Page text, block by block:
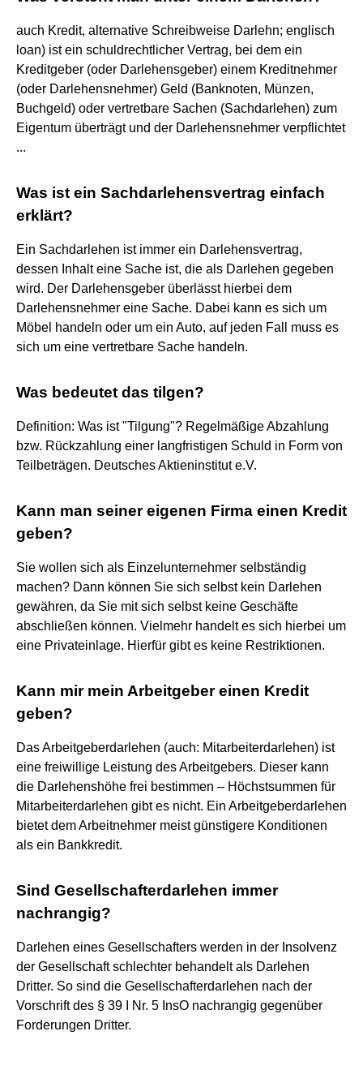
auch Kredit, alternative Schreibweise Darlehn; englisch
loan) ist ein schuldrechtlicher Vertrag, bei dem ein
Kreditgeber (oder Darlehensgeber) einem Kreditnehmer
(oder Darlehensnehmer) Geld (Banknoten, Münzen,
Buchgeld) oder vertretbare Sachen (Sachdarlehen) zum
Eigentum überträgt und der Darlehensnehmer verpflichtet
...
Was ist ein Sachdarlehensvertrag einfach
erklärt?
Ein Sachdarlehen ist immer ein Darlehensvertrag,
dessen Inhalt eine Sache ist, die als Darlehen gegeben
wird. Der Darlehensgeber überlässt hierbei dem
Darlehensnehmer eine Sache. Dabei kann es sich um
Möbel handeln oder um ein Auto, auf jeden Fall muss es
sich um eine vertretbare Sache handeln.
Was bedeutet das tilgen?
Definition: Was ist "Tilgung"? Regelmäßige Abzahlung
bzw. Rückzahlung einer langfristigen Schuld in Form von
Teilbeträgen. Deutsches Aktieninstitut e.V.
Kann man seiner eigenen Firma einen Kredit
geben?
Sie wollen sich als Einzelunternehmer selbständig
machen? Dann können Sie sich selbst kein Darlehen
gewähren, da Sie mit sich selbst keine Geschäfte
abschließen können. Vielmehr handelt es sich hierbei um
eine Privateinlage. Hierfür gibt es keine Restriktionen.
Kann mir mein Arbeitgeber einen Kredit
geben?
Das Arbeitgeberdarlehen (auch: Mitarbeiterdarlehen) ist
eine freiwillige Leistung des Arbeitgebers. Dieser kann
die Darlehenshöhe frei bestimmen – Höchstsummen für
Mitarbeiterdarlehen gibt es nicht. Ein Arbeitgeberdarlehen
bietet dem Arbeitnehmer meist günstigere Konditionen
als ein Bankkredit.
Sind Gesellschafterdarlehen immer
nachrangig?
Darlehen eines Gesellschafters werden in der Insolvenz
der Gesellschaft schlechter behandelt als Darlehen
Dritter. So sind die Gesellschafterdarlehen nach der
Vorschrift des § 39 I Nr. 5 InsO nachrangig gegenüber
Forderungen Dritter.